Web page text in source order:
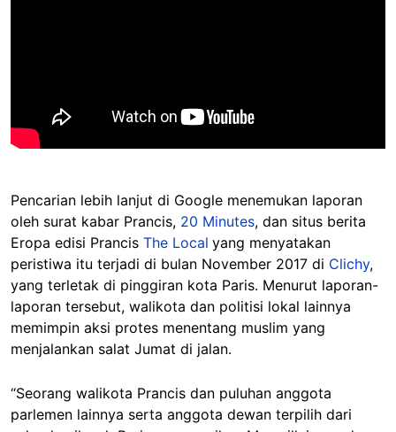
Pencarian lebih lanjut di Google menemukan laporan
oleh surat kabar Prancis, 20 Minutes, dan situs berita
Eropa edisi Prancis The Local yang menyatakan
peristiwa itu terjadi di bulan November 2017 di Clichy,
yang terletak di pinggiran kota Paris. Menurut laporan-
laporan tersebut, walikota dan politisi lokal lainnya
memimpin aksi protes menentang muslim yang
menjalankan salat Jumat di jalan.
“Seorang walikota Prancis dan puluhan anggota
parlemen lainnya serta anggota dewan terpilih dari